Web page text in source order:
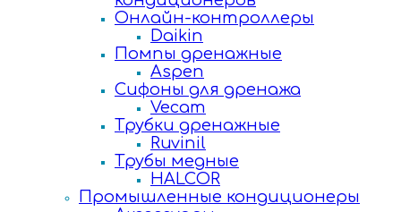
Онлайн-контроллеры
Daikin
Помпы дренажные
Aspen
Сифоны для дренажа
Vecam
Трубки дренажные
Ruvinil
Трубы медные
HALCOR
Промышленные кондиционеры